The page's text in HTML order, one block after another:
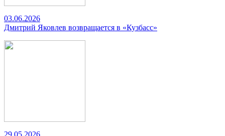
03.06.2026
Дмитрий Яковлев возвращается в «Кузбасс»
29.05.2026